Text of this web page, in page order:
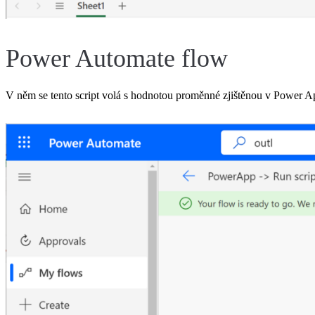
Power Automate flow
V něm se tento script volá s hodnotou proměnné zjištěnou v Power